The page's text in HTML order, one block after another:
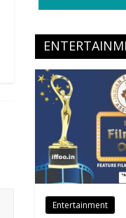
Entertainment